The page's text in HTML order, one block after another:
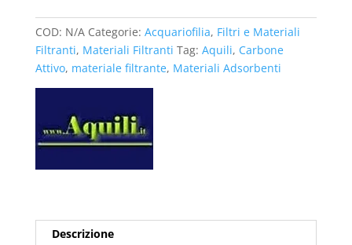
quantità
COD: N/A Categorie: Acquariofilia, Filtri e Materiali
Filtranti, Materiali Filtranti Tag: Aquili, Carbone
Attivo, materiale filtrante, Materiali Adsorbenti
Descrizione